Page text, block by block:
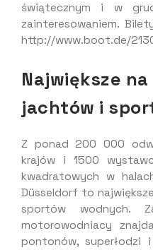
świątecznym i w
zainteresowaniem.
http://www.boot.de/
Największe
jachtów i
Z ponad 200 000
krajów i 1500
kwadratowych w
Düsseldorf to
sportów wodnych.
motorowodniacy
pontonów, superłodzi